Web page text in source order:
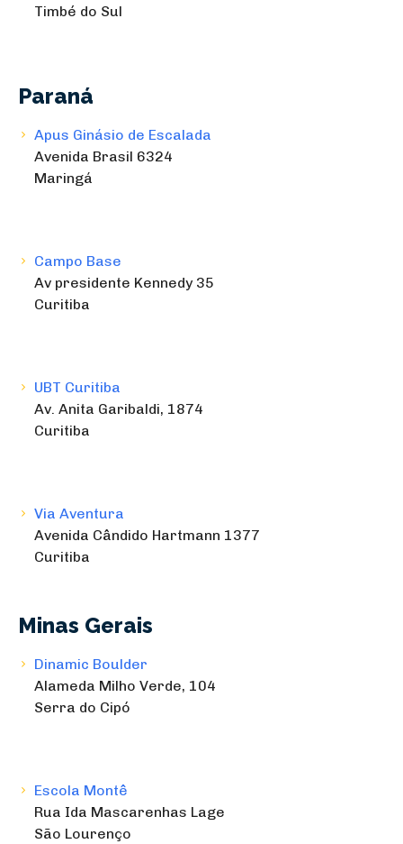
Timbé do Sul
Paraná
Apus Ginásio de Escalada
Avenida Brasil 6324
Maringá
Campo Base
Av presidente Kennedy 35
Curitiba
UBT Curitiba
Av. Anita Garibaldi, 1874
Curitiba
Via Aventura
Avenida Cândido Hartmann 1377
Curitiba
Minas Gerais
Dinamic Boulder
Alameda Milho Verde, 104
Serra do Cipó
Escola Montê
Rua Ida Mascarenhas Lage
São Lourenço